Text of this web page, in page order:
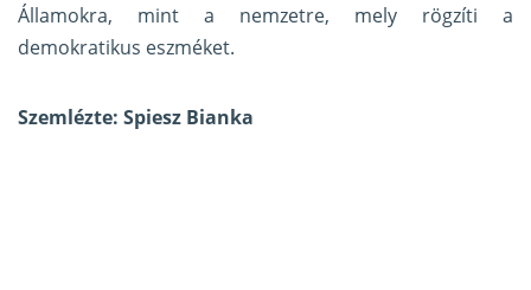
Államokra, mint a nemzetre, mely rögzíti a
demokratikus eszméket.
Szemlézte: Spiesz Bianka